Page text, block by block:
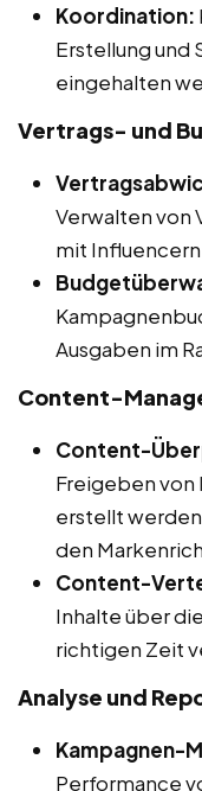
Koordination:
Erstellung und
eingehalten
Vertrags- und
Verwalten von
mit Influencern
Ausgaben im
Content-
Content-
Freigeben von
erstellt
den
Content-
Inhalte über
richtigen Zeit
Analyse und
Kampagnen-
Performance